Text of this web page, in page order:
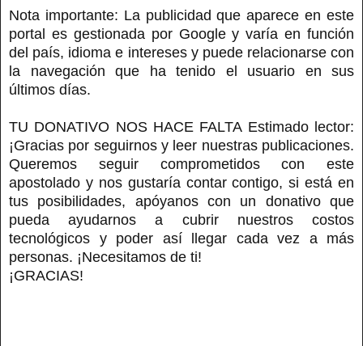
Nota importante: La publicidad que aparece en este
portal es gestionada por Google y varía en función
del país, idioma e intereses y puede relacionarse con
la navegación que ha tenido el usuario en sus
últimos días.
TU DONATIVO NOS HACE FALTA Estimado lector:
¡Gracias por seguirnos y leer nuestras publicaciones.
Queremos seguir comprometidos con este
apostolado y nos gustaría contar contigo, si está en
tus posibilidades, apóyanos con un donativo que
pueda ayudarnos a cubrir nuestros costos
tecnológicos y poder así llegar cada vez a más
personas. ¡Necesitamos de ti!
¡GRACIAS!